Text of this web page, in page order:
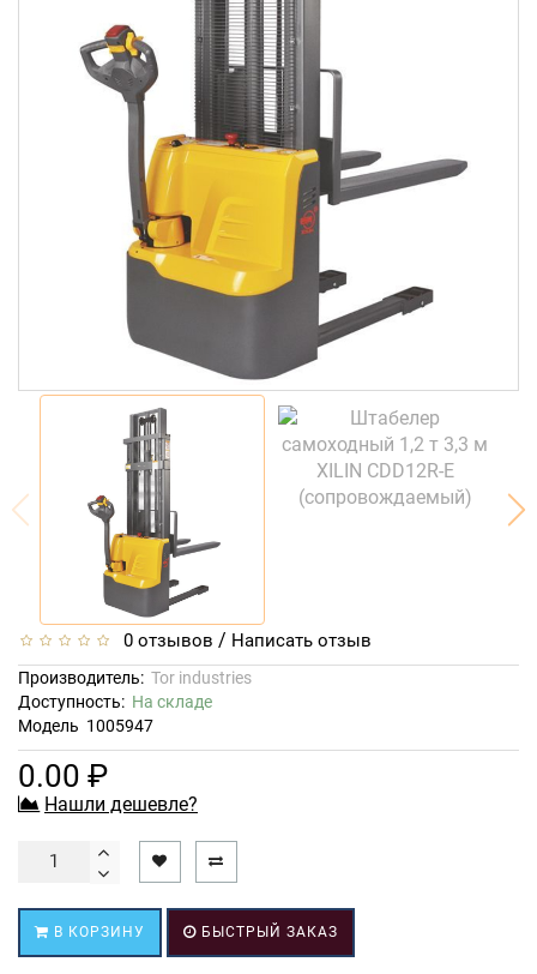
0 отзывов / Написать отзыв
Производитель: Tor industries
Доступность: На складе
Модель 1005947
0.00 ₽
Нашли дешевле?
В КОРЗИНУ БЫСТРЫЙ ЗАКАЗ